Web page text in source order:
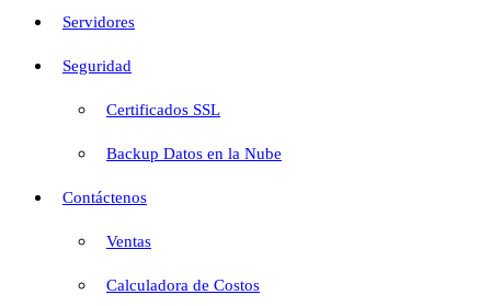
Servidores
Seguridad
Certificados SSL
Backup Datos en la Nube
Contáctenos
Ventas
Calculadora de Costos